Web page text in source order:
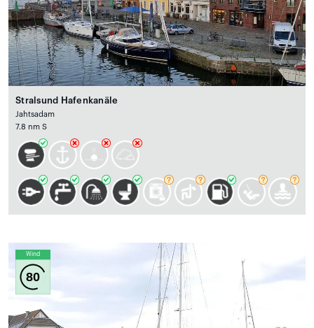
Stralsund Hafenkanäle
Jahtsadam
7.8 nm S
Wind
80